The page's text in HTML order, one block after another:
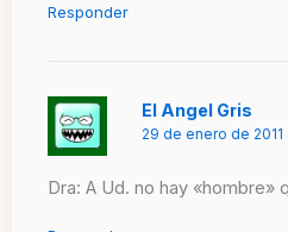
Responder
El Angel Gris
29 de enero de 2011
Dra: A Ud. no hay «hombre»